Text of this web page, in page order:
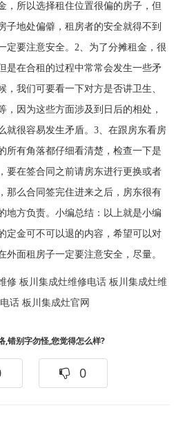
，所以选择租住位置很偏的房子，但
子地处偏僻，租房者的安全就得不到
定要注意安全。2、为了分摊租金，很
是在合租的过程中常常会发生一些矛
，我们可要看一下对方是否讲卫生、
，因为这些方面涉及到日后的相处，
就很容易发生矛盾。3、在跟房东看房
所有角落都仔细看清楚，检查一下是
要在签合同之前请房东进行更换或者
那么合同签完住进来之后，房东很有
地方负责。小编总结：以上就是小编
定金可不可以退的内容，希望可以对
外面租房子一定要注意安全，尽量。
修 板川集成灶维修电话 板川集成灶维
话 板川集成灶官网
,错别字勿怪,您觉得怎么样?
0